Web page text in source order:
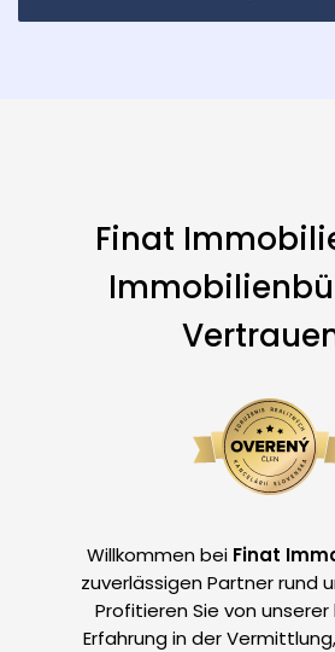
Finat
Willkommen bei Finat
zuverlässigen Partner rund
Profitieren Sie von
Erfahrung in der